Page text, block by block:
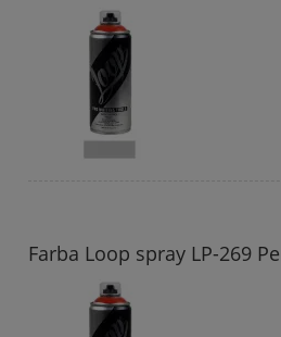
Farba Loop spray LP-269